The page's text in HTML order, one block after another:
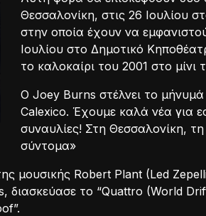
Θεσσαλονίκη, στις 26 Ιουλίου
στην οποία έχουν να
Ιουλίου στο Δημοτικό
το καλοκαίρι του 2001 στο
O Joey Burns στέλνει το
Calexico. Έχουμε καλά νέα για
συναυλίες! Στη Θεσσαλονίκη,
σύντομα»
Robert Plant (Led
διασκεύασε το “Quattro (World